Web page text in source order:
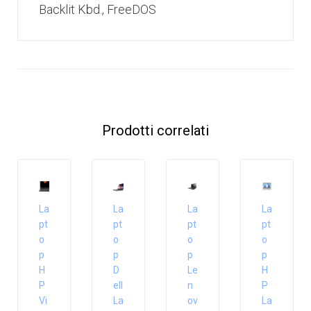
Backlit Kbd., FreeDOS
Prodotti correlati
La
pt
o
p
H
P
Vi
La
pt
o
p
D
ell
La
La
pt
o
p
Le
n
ov
La
pt
o
p
H
P
La